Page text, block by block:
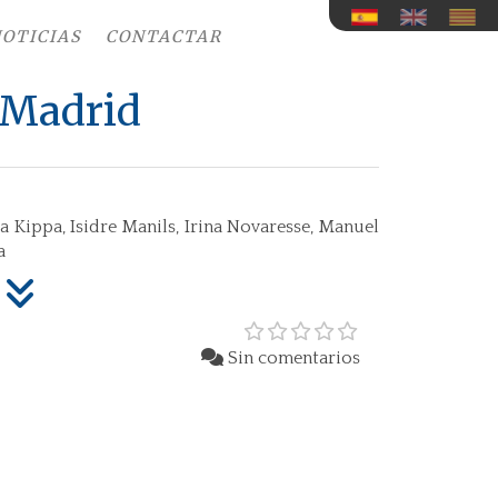
CONTACTAR
Kippa, Isidre Manils, Irina Novaresse, Manuel
Sin comentarios